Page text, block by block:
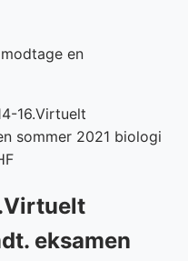
en
16.Virtuelt
sommer 2021 biologi
eksamen